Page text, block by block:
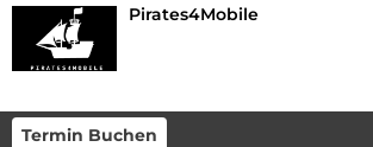
Pirates4Mobile
Termin Buchen